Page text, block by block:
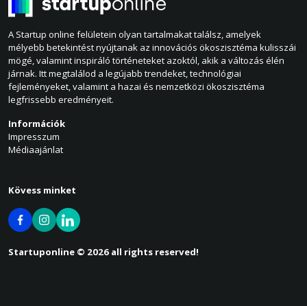
A Startup online felületein olyan tartalmakat találsz, amelyek
mélyebb betekintést nyújtanak az innovációs ökoszisztéma kulisszái
mögé, valamint inspiráló történeteket azoktól, akik a változás élén
járnak. Itt megtalálod a legújabb trendeket, technológiai
fejleményeket, valamint a hazai és nemzetközi ökoszisztéma
legfrissebb eredményeit.
Információk
Impresszum
Médiaajánlat
Kövess minket
Startuponline © 2026 all rights reserved!